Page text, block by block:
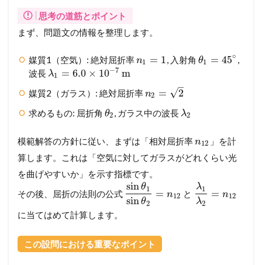
思考の道筋とポイント
まず、問題文の情報を整理します。
媒質1（空気）: 絶対屈折率n1 = 1, 入射角 θ1 = 45∘ ,
波長 λ1 = 6.0 × 10−7 m
媒質2（ガラス）: 絶対屈折率n2 = 2
–
√
求めるもの: 屈折角 θ2 , ガラス中の波長 λ2
模範解答の方針に従い、まずは「相対屈折率n12 」を計
算します。これは「空気に対してガラスがどれくらい光
を曲げやすいか」を示す指標です。
その後、屈折の法則の公式
sinθ1
sinθ2
= n12 と
λ1
λ2
= n12
に当てはめて計算します。
この設問における重要なポイント